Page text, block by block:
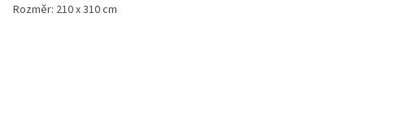
Rozměr: 210 x 310 cm